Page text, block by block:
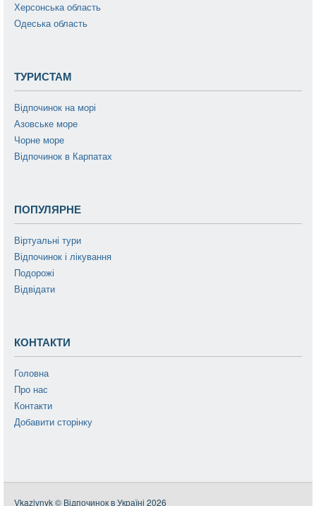
Херсонська область
Одеська область
ТУРИСТАМ
Відпочинок на морі
Азовське море
Чорне море
Відпочинок в Карпатах
ПОПУЛЯРНЕ
Віртуальні тури
Відпочинок і лікування
Подорожі
Відвідати
КОНТАКТИ
Головна
Про нас
Контакти
Добавити сторінку
Vkazivnyk © Відпочинок в Україні 2026